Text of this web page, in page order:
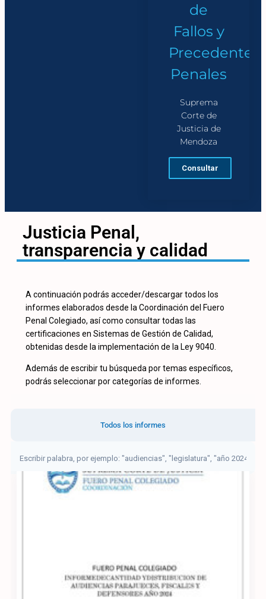
de
Fallos y
Precedentes
Penales
Suprema
Corte de
Justicia de
Mendoza
Consultar
Justicia Penal,
transparencia y calidad
A continuación podrás acceder/descargar todos los
informes elaborados desde la Coordinación del Fuero
Penal Colegiado, así como consultar todas las
certificaciones en Sistemas de Gestión de Calidad,
obtenidas desde la implementación de la Ley 9040.
Además de escribir tu búsqueda por temas específicos,
podrás seleccionar por categorías de informes.
Todos los informes